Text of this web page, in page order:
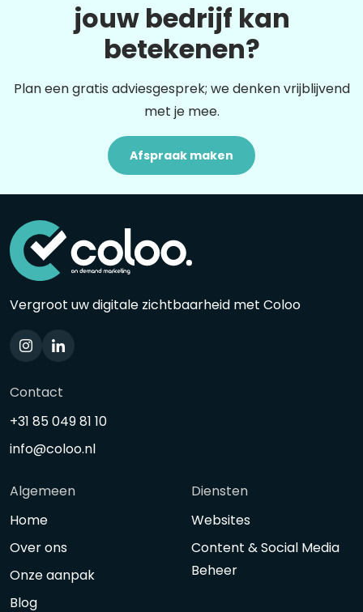
jouw bedrijf kan
betekenen?
Plan een gratis adviesgesprek; we denken vrijblijvend
met je mee.
Afspraak maken
Vergroot uw digitale zichtbaarheid met Coloo
Contact
+31 85 049 81 10
info@coloo.nl
Algemeen
Home
Over ons
Onze aanpak
Blog
Diensten
Websites
Content & Social Media
Beheer